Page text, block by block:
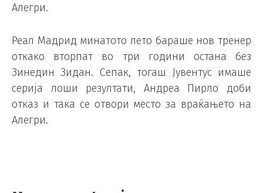
Алегри.
Реал Мадрид минатото лето бараше нов тренер
откако вторпат во три години остана без
Зинедин Зидан. Сепак, тогаш Јувентус имаше
серија лоши резултати, Андреа Пирло доби
отказ и така се отвори место за враќањето на
Алегри.